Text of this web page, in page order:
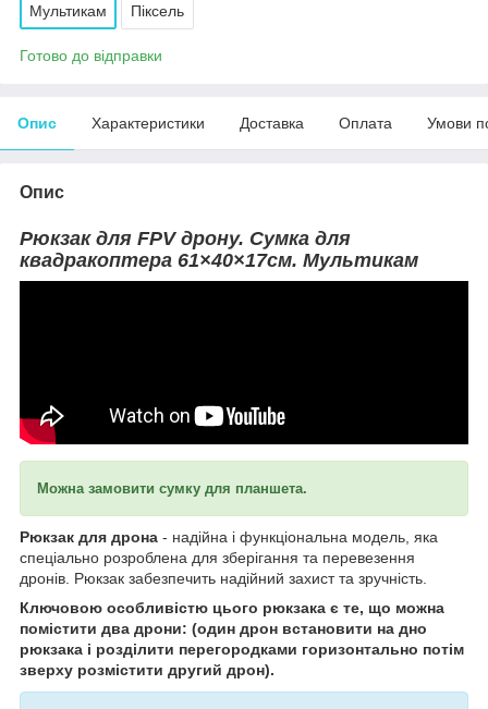
Мультикам Піксель
Готово до відправки
Опис Характеристики Доставка Оплата Умови
Опис
Рюкзак для FPV дрону. Сумка для
квадракоптера 61×40×17см. Мультикам
Можна замовити сумку для планшета.
Рюкзак для дрона - надійна і функціональна модель, яка
спеціально розроблена для зберігання та перевезення
дронів. Рюкзак забезпечить надійний захист та зручність.
Ключовою особливістю цього рюкзака є те, що можна
помістити два дрони: (один дрон встановити на дно
рюкзака і розділити перегородками горизонтально потім
зверху розмістити другий дрон).